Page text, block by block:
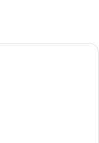
Parkblick (Type E) |